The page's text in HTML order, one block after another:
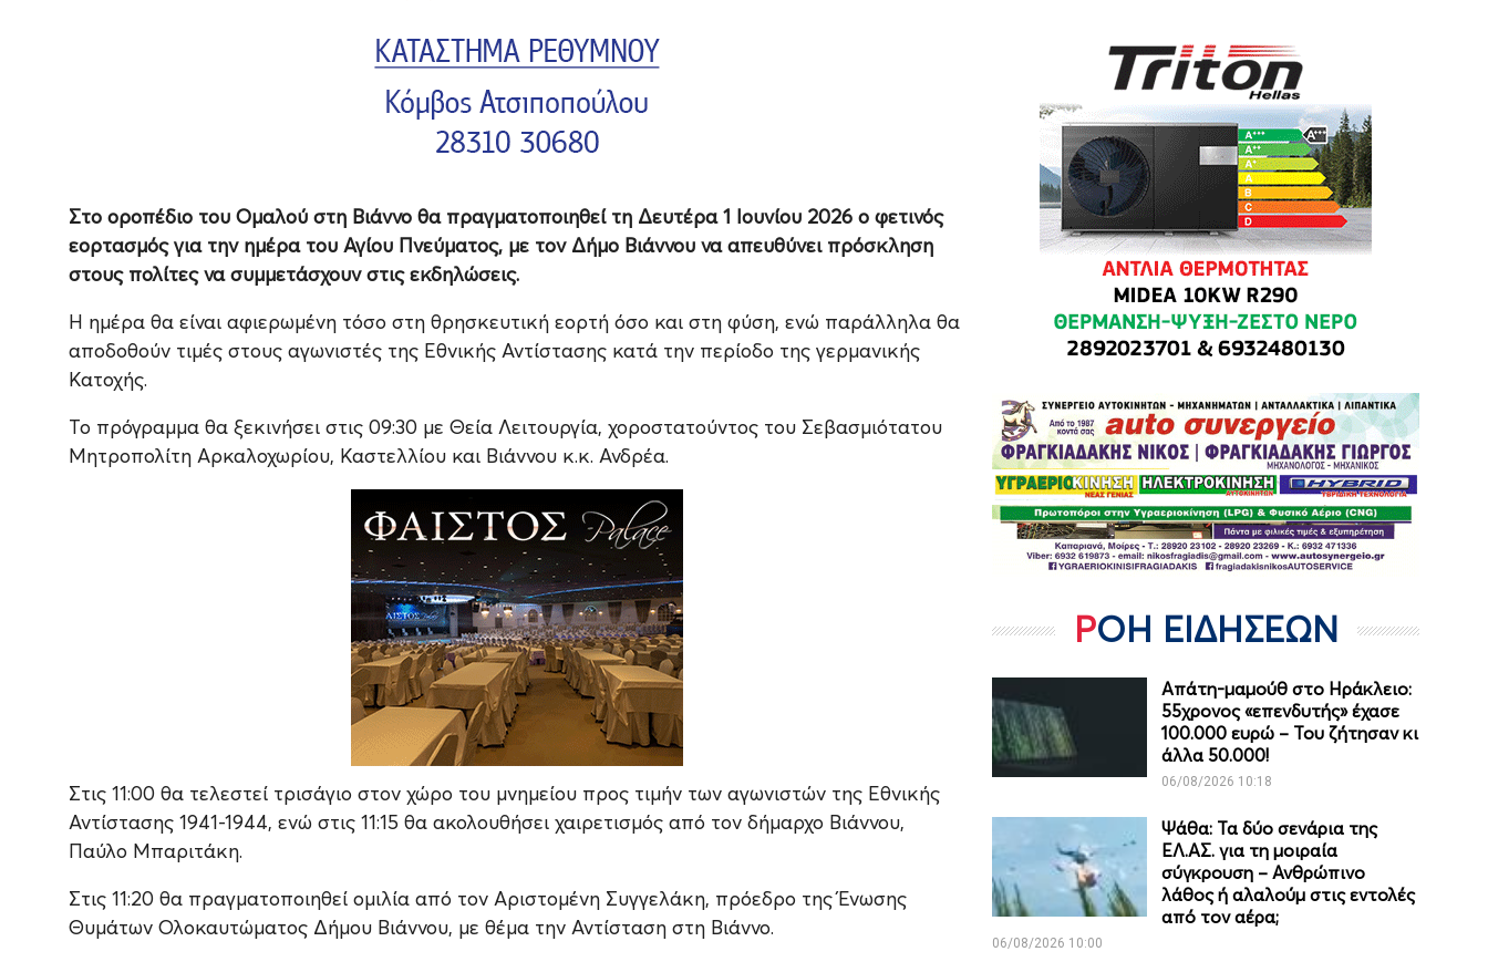
Στο οροπέδιο του Ομαλού στη Βιάννο θα πραγματοποιηθεί τη Δευτέρα 1 Ιουνίου 2026 ο φετινός
εορτασμός για την ημέρα του Αγίου Πνεύματος, με τον Δήμο Βιάννου να απευθύνει πρόσκληση
στους πολίτες να συμμετάσχουν στις εκδηλώσεις.
Η ημέρα θα είναι αφιερωμένη τόσο στη θρησκευτική εορτή όσο και στη φύση, ενώ παράλληλα θα
αποδοθούν τιμές στους αγωνιστές της Εθνικής Αντίστασης κατά την περίοδο της γερμανικής
Κατοχής.
Το πρόγραμμα θα ξεκινήσει στις 09:30 με Θεία Λειτουργία, χοροστατούντος του Σεβασμιότατου
Μητροπολίτη Αρκαλοχωρίου, Καστελλίου και Βιάννου κ.κ. Ανδρέα.
Στις 11:00 θα τελεστεί τρισάγιο στον χώρο του μνημείου προς τιμήν των αγωνιστών της Εθνικής
Αντίστασης 1941-1944, ενώ στις 11:15 θα ακολουθήσει χαιρετισμός από τον δήμαρχο Βιάννου,
Παύλο Μπαριτάκη.
Στις 11:20 θα πραγματοποιηθεί ομιλία από τον Αριστομένη Συγγελάκη, πρόεδρο της Ένωσης
Θυμάτων Ολοκαυτώματος Δήμου Βιάννου, με θέμα την Αντίσταση στη Βιάννο.
ΡΟΗ ΕΙΔΗΣΕΩΝ
Απάτη-μαμούθ στο Ηράκλειο:
55χρονος «επενδυτής» έχασε
100.000 ευρώ – Του ζήτησαν κι
άλλα 50.000!
06/08/2026 10:18
Ψάθα: Τα δύο σενάρια της
ΕΛ.ΑΣ. για τη μοιραία
σύγκρουση – Ανθρώπινο
λάθος ή αλαλούμ στις εντολές
από τον αέρα;
06/08/2026 10:00